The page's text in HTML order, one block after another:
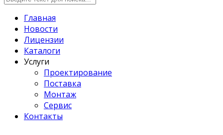
Главная
Новости
Лицензии
Каталоги
Услуги
Проектирование
Поставка
Монтаж
Сервис
Контакты